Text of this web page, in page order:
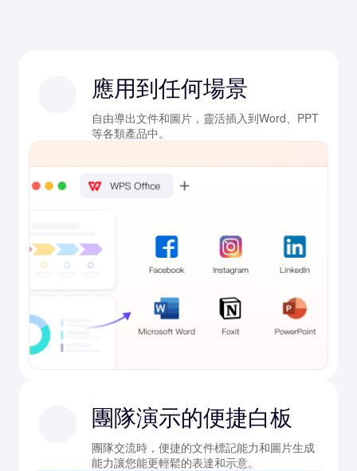
應用到任何場景
自由導出文件和圖片，靈活插入到Word、PPT
等各類產品中。
團隊演示的便捷白板
團隊交流時，便捷的文件標記能力和圖片生成
能力讓您能更輕鬆的表達和示意。